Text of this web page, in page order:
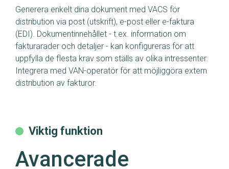
Generera enkelt dina dokument med VACS för
distribution via post (utskrift), e-post eller e-faktura
(EDI). Dokumentinnehållet - t.ex. information om
fakturarader och detaljer - kan konfigureras för att
uppfylla de flesta krav som ställs av olika intressenter.
Integrera med VAN-operatör för att möjliggöra extern
distribution av fakturor.
Viktig funktion
Avancerade